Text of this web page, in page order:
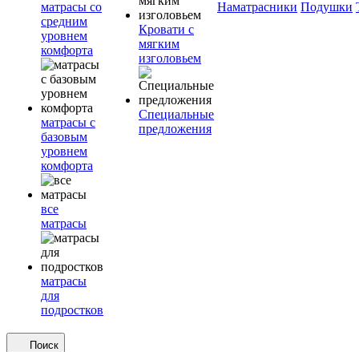
матрасы со
средним
уровнем
комфорта
матрасы с
базовым
уровнем
комфорта
все
матрасы
матрасы
для
подростков
Кровати с
мягким
изголовьем
Специальные
предложения
Наматрасники Подушки
Поиск